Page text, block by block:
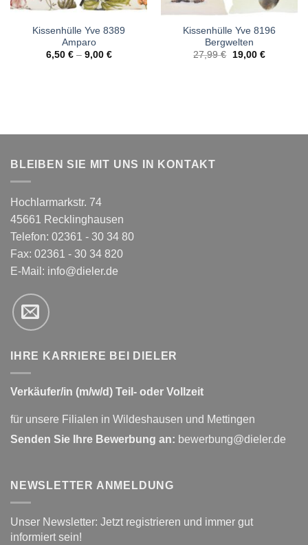
Kissenhülle Yve 8389
Amparo
6,50 €– 9,00 €
Kissenhülle Yve 8196
Bergwelten
27,99€
Ursprünglicher
19,00 €Aktueller
BLEIBEN SIE MIT UNS IN KONTAKT
Hochlarmarkstr. 74
45661 Recklinghausen
Telefon: 02361 - 30 34 80
Fax: 02361 - 30 34 820
E-Mail: info@dieler.de
IHRE KARRIERE BEI DIELER
Verkäufer/in (m/w/d) Teil- oder Vollzeit
für unsere Filialen in Wildeshausen und Mettingen
Senden Sie Ihre Bewerbung an: bewerbung@dieler.de
NEWSLETTER ANMELDUNG
Unser Newsletter: Jetzt registrieren und immer gut
informiert sein!